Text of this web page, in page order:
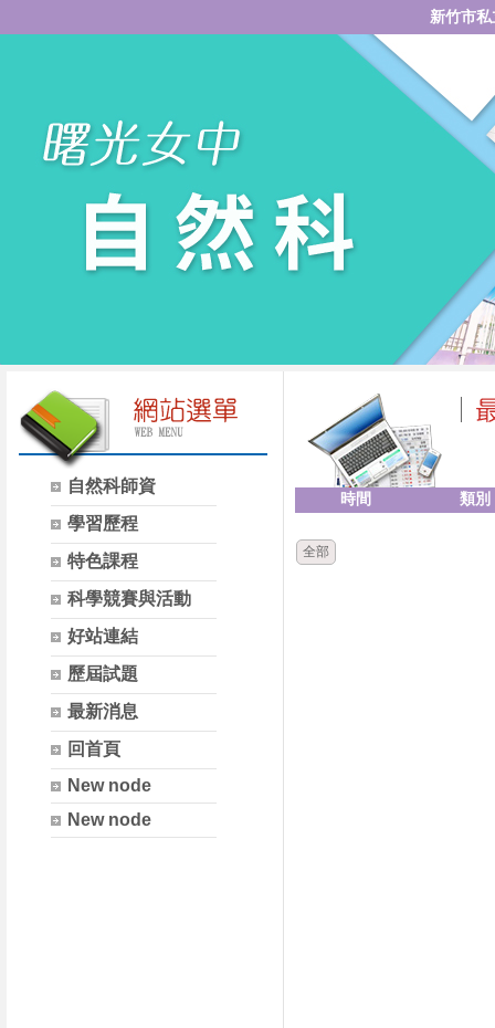
新竹市
自然科師資
學習歷程
特色課程
科學競賽與活動
好站連結
歷屆試題
最新消息
回首頁
New node
New node
時間 類別
全部